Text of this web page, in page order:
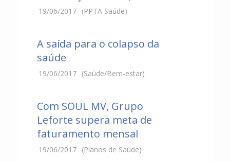
19/06/2017 (PPTA Saúde)
A saída para o colapso da
saúde
19/06/2017 (Saúde/Bem-estar)
Com SOUL MV, Grupo
Leforte supera meta de
faturamento mensal
19/06/2017 (Planos de Saúde)